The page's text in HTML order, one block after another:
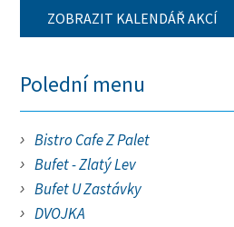
ZOBRAZIT KALENDÁŘ AKCÍ
Polední menu
Bistro Cafe Z Palet
Bufet - Zlatý Lev
Bufet U Zastávky
DVOJKA